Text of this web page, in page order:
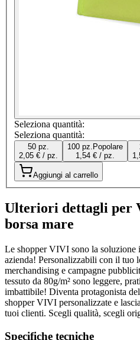
Seleziona quantità:
Seleziona quantità:
50 pz.
2,05 € / pz.
100 pz. Popolare
1,54 € / pz.
Aggiungi al carrello
Ulteriori dettagli per
borsa mare
Le shopper VIVI sono la soluzione
azienda! Personalizzabili con il tuo
merchandising e campagne
tessuto da 80g/m² sono leggere,
imbattibile! Diventa protagonista
shopper VIVI personalizzate e
tuoi clienti. Scegli qualità, scegli
Specifiche tecniche